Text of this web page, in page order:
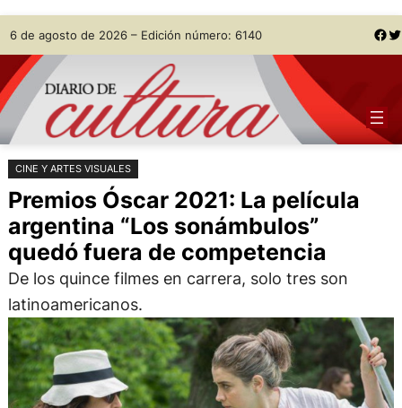
Saltar
al
contenido
Skip
to
content
6 de agosto de 2026 – Edición número: 6140 Facebook Twitter
CINE Y ARTES VISUALES
Premios Óscar 2021: La película
argentina “Los sonámbulos”
quedó fuera de competencia
De los quince filmes en carrera, solo tres son
latinoamericanos.